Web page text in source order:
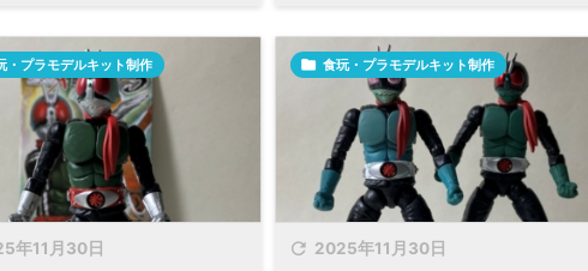
年11月30日
・プラモデルキット制作
 2025年11月30日
 食玩・プラモデルキット制作